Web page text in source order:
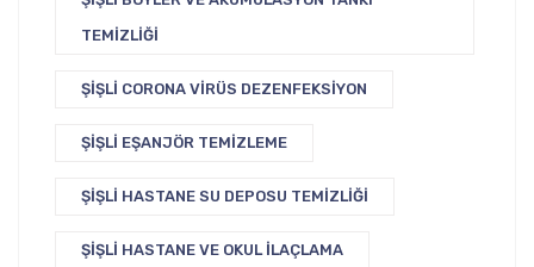
TEMIZLIĞI
ŞIŞLI CORONA VIRÜS DEZENFEKSIYON
ŞIŞLI EŞANJÖR TEMIZLEME
ŞIŞLI HASTANE SU DEPOSU TEMIZLIĞI
ŞIŞLI HASTANE VE OKUL İLAÇLAMA